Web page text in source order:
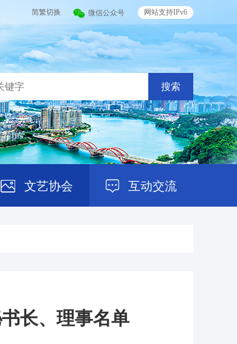
网站支持IPv6
简繁切换 微信公众号
搜索
文艺协会 互动交流
长、理事名单